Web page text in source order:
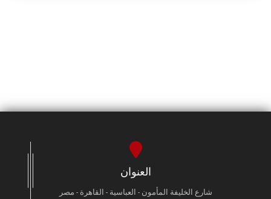
العنوان
شارع الخليفة المأمون - العباسية - القاهرة - مصر